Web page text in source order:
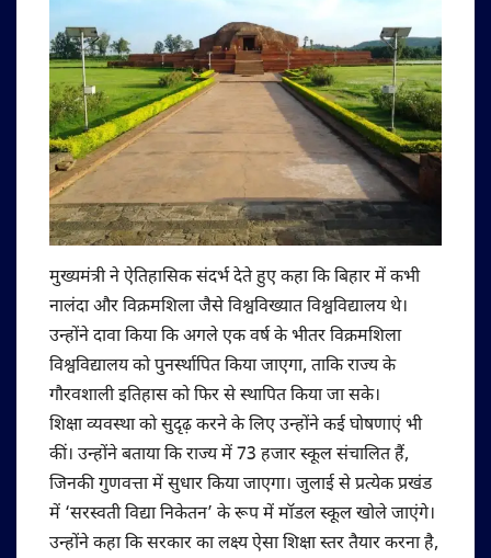
मुख्यमंत्री ने ऐतिहासिक संदर्भ देते हुए कहा कि बिहार में कभी
नालंदा और विक्रमशिला जैसे विश्वविख्यात विश्वविद्यालय थे।
उन्होंने दावा किया कि अगले एक वर्ष के भीतर विक्रमशिला
विश्वविद्यालय को पुनर्स्थापित किया जाएगा, ताकि राज्य के
गौरवशाली इतिहास को फिर से स्थापित किया जा सके।
शिक्षा व्यवस्था को सुदृढ़ करने के लिए उन्होंने कई घोषणाएं भी
कीं। उन्होंने बताया कि राज्य में 73 हजार स्कूल संचालित हैं,
जिनकी गुणवत्ता में सुधार किया जाएगा। जुलाई से प्रत्येक प्रखंड
में ‘सरस्वती विद्या निकेतन’ के रूप में मॉडल स्कूल खोले जाएंगे।
उन्होंने कहा कि सरकार का लक्ष्य ऐसा शिक्षा स्तर तैयार करना है,